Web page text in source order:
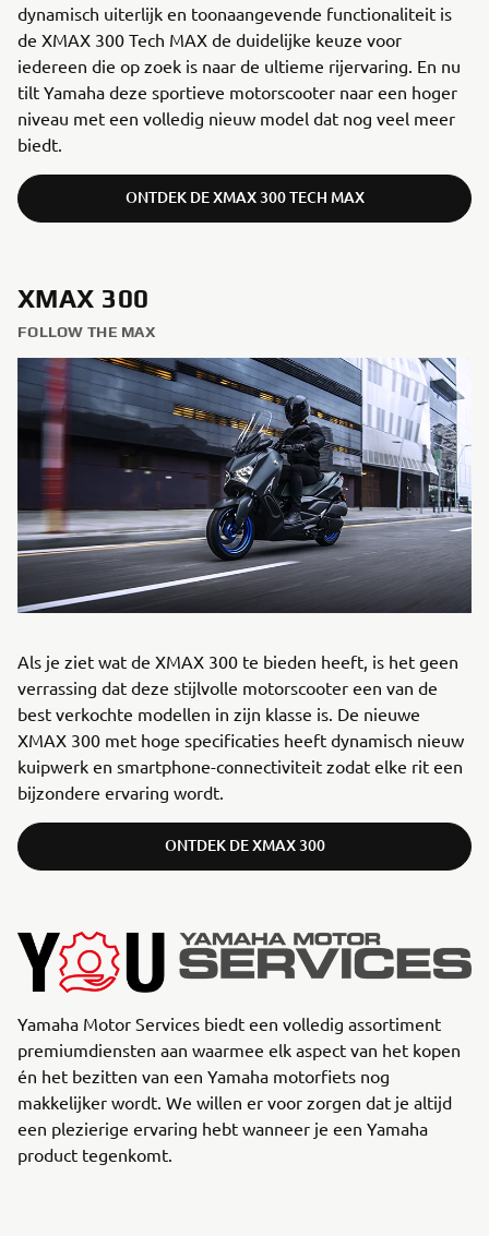
dynamisch uiterlijk en toonaangevende functionaliteit is
de XMAX 300 Tech MAX de duidelijke keuze voor
iedereen die op zoek is naar de ultieme rijervaring. En nu
tilt Yamaha deze sportieve motorscooter naar een hoger
niveau met een volledig nieuw model dat nog veel meer
biedt.
ONTDEK DE XMAX 300 TECH MAX
XMAX 300
FOLLOW THE MAX
Als je ziet wat de XMAX 300 te bieden heeft, is het geen
verrassing dat deze stijlvolle motorscooter een van de
best verkochte modellen in zijn klasse is. De nieuwe
XMAX 300 met hoge specificaties heeft dynamisch nieuw
kuipwerk en smartphone-connectiviteit zodat elke rit een
bijzondere ervaring wordt.
ONTDEK DE XMAX 300
Yamaha Motor Services biedt een volledig assortiment
premiumdiensten aan waarmee elk aspect van het kopen
én het bezitten van een Yamaha motorfiets nog
makkelijker wordt. We willen er voor zorgen dat je altijd
een plezierige ervaring hebt wanneer je een Yamaha
product tegenkomt.